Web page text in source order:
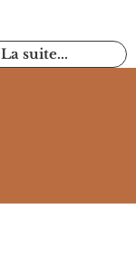
La suite...